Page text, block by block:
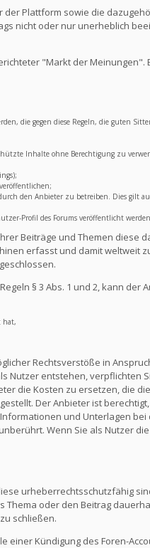
der Plattform sowie die
nicht oder nur unerheblich
"Markt der
die gegen diese Regeln, die guten
Inhalte ohne Berechtigung zu
den Anbieter zu betreiben. Dies gilt
Profil des Forums veröffentlicht
Beiträge und Themen
erfasst und damit weltweit
§ 3 Abs. 1 und 2, kann
hat,
Rechtsverstöße in
Nutzer entstehen, verpflichten
die Kosten zu ersetzen, die
Der Anbieter ist
und Unterlagen
Wenn Sie als Nutzer
urheberrechtsschutzfähig
Thema oder den Beitrag
schließen.
einer Kündigung des Foren-